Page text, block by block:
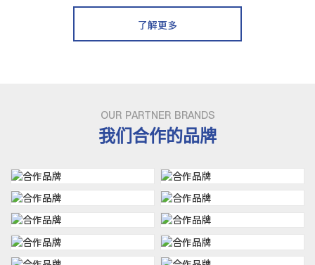
了解更多
OUR PARTNER BRANDS
我们合作的品牌